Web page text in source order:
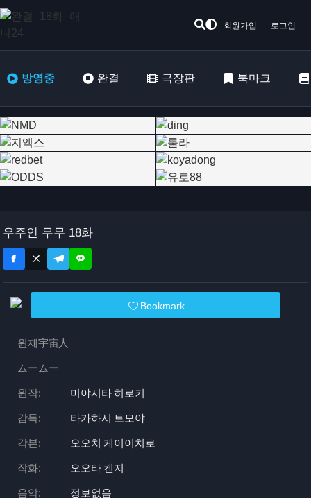
회원가입 로그인
방영중 완결 극장판 북마크
우주인 무무 18화
Bookmark
원제宇宙人
ムームー
원작: 미야시타 히로키
감독: 타카하시 토모야
각본: 오오치 케이이치로
작화: 오오타 켄지
음악: 정보없음